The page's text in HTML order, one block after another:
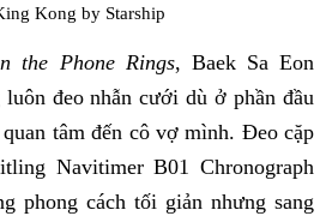
Kong by Starship
the Phone Rings, Baek Sa Eon
luôn đeo nhẫn cưới dù ở phần đầu
tâm đến cô vợ mình. Đeo cặp
Navitimer B01 Chronograph
phong cách tối giản nhưng sang